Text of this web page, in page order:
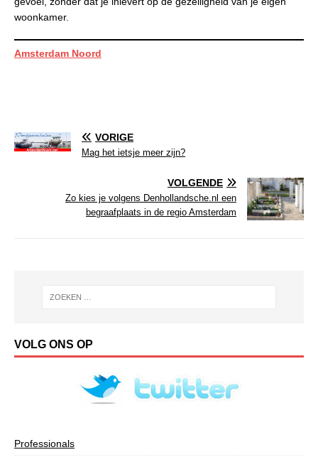
woonkamer.
Amsterdam Noord
VORIGE
Mag het ietsje meer zijn?
VOLGENDE
Zo kies je volgens Denhollandsche.nl een
begraafplaats in de regio Amsterdam
VOLG ONS OP
Professionals